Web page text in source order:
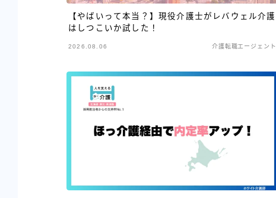
【やばいって本当？】現役介護士がレバウェル介護
はしつこいか試した！
2026.08.06 介護転職エージェント